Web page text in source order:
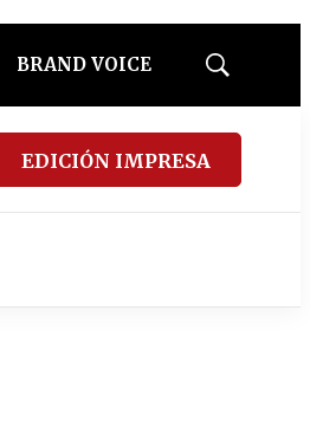
BRAND VOICE
Mostrar
EDICIÓN IMPRESA